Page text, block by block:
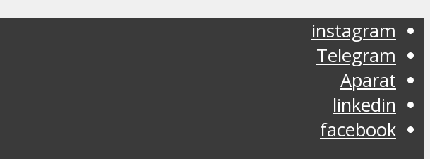
instagram
Telegram
Aparat
linkedin
facebook